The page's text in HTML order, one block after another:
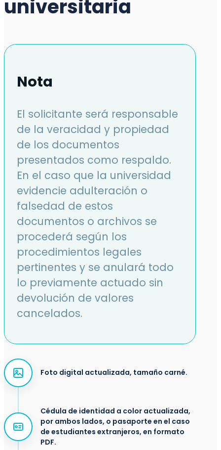
universitaria
Nota
El solicitante será responsable
de la veracidad y propiedad
de los documentos
presentados como respaldo.
En el caso que la universidad
evidencie adulteración o
falsedad de estos
documentos o archivos se
procederá según los
procedimientos legales
pertinentes y se anulará todo
lo previamente actuado sin
devolución de valores
cancelados.
Foto digital actualizada, tamaño carné.
Cédula de identidad a color actualizada,
por ambos lados, o pasaporte en el caso
de estudiantes extranjeros, en formato
PDF.